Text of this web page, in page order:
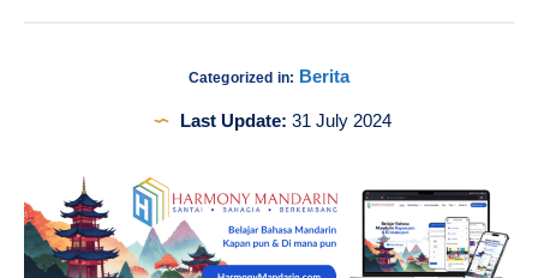
Categorized in: Berita
Last Update: 31 July 2024